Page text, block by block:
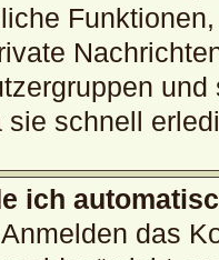
sie schnell
ich
das